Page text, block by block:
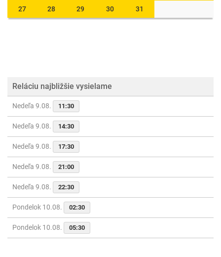
27 28 29 30 31
Reláciu najbližšie vysielame
Nedeľa 9.08. 11:30
Nedeľa 9.08. 14:30
Nedeľa 9.08. 17:30
Nedeľa 9.08. 21:00
Nedeľa 9.08. 22:30
Pondelok 10.08. 02:30
Pondelok 10.08. 05:30